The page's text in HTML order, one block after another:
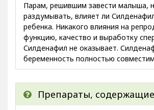
Парам, решившим завести малыша,
раздумывать, влияет ли
ребенка. Никакого влияния на
функцию, качество и выработку
Силденафил не оказывает.
беременность полностью
Препараты,